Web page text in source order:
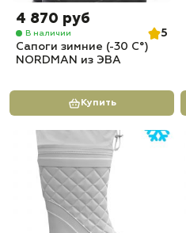
4 870 руб
В наличии
5
Сапоги зимние (-30 С°)
NORDMAN из ЭВА
Купить